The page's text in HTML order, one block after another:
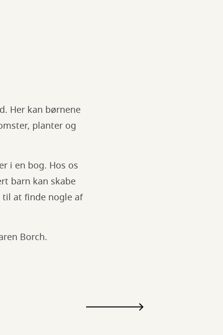
Her kan børnene
planter og
i en bog. Hos os
barn kan skabe
til at finde nogle af
Borch.